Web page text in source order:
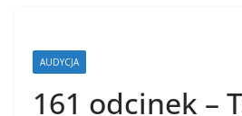
AUDYCJA
161 odcinek –